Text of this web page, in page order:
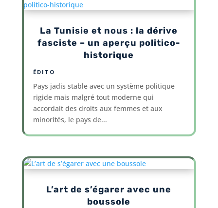
La Tunisie et nous : la dérive
fasciste – un aperçu politico-
historique
ÉDITO
Pays jadis stable avec un système politique
rigide mais malgré tout moderne qui
accordait des droits aux femmes et aux
minorités, le pays de...
L’art de s’égarer avec une
boussole